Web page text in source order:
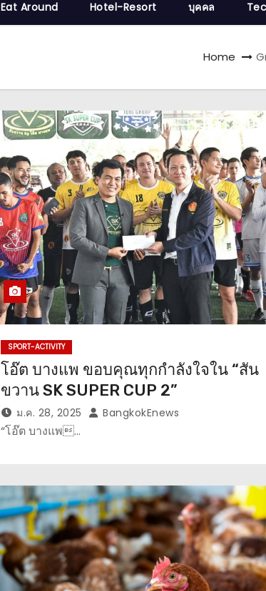
Eat Around Hotel-Resort บุคคล
Home
SPORT-ACTIVITY
โอ๊ต บางแพ ขอบคุณทุกกำลังใจใน “สัน
ขวาน SK SUPER CUP 2”
ม.ค. 28, 2025 BangkokEnews
“โอ๊ต บางแพ…